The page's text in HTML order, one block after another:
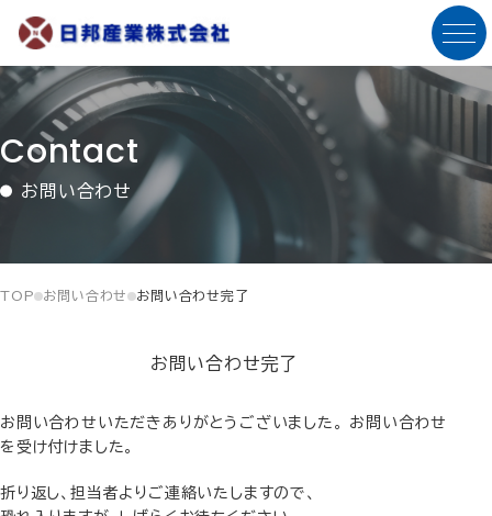
Contact
お問い合わせ
TOP お問い合わせ お問い合わせ完了
お問い合わせ完了
お問い合わせいただきありがとうございました。 お問い合わせ
を受け付けました。
折り返し、担当者よりご連絡いたしますので、